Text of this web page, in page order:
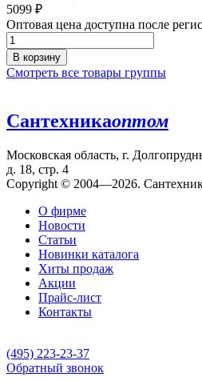
5099 ₽
Оптовая цена доступна после
В корзину
Смотреть все товары группы
Сантехникаоптом
Московская область, г.
д. 18, стр. 4
Copyright © 2004—2026.
О фирме
Новости
Статьи
Новинки каталога
Хиты продаж
Акции
Прайс-лист
Контакты
(495) 223-23-37
Обратный звонок